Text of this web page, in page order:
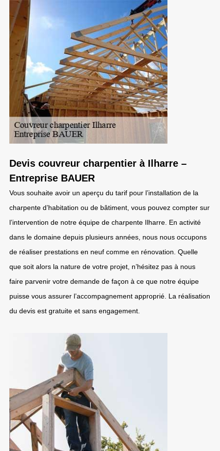
Devis couvreur charpentier à Ilharre –
Entreprise BAUER
Vous souhaite avoir un aperçu du tarif pour l’installation de la
charpente d’habitation ou de bâtiment, vous pouvez compter sur
l’intervention de notre équipe de charpente Ilharre. En activité
dans le domaine depuis plusieurs années, nous nous occupons
de réaliser prestations en neuf comme en rénovation. Quelle
que soit alors la nature de votre projet, n’hésitez pas à nous
faire parvenir votre demande de façon à ce que notre équipe
puisse vous assurer l’accompagnement approprié. La réalisation
du devis est gratuite et sans engagement.